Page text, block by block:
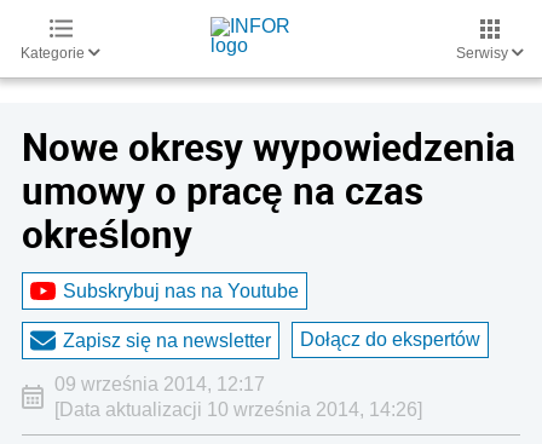
Kategorie Serwisy
Nowe okresy wypowiedzenia
umowy o pracę na czas
określony
Subskrybuj nas na Youtube
Zapisz się na newsletter Dołącz do ekspertów
09 września 2014, 12:17
[Data aktualizacji 10 września 2014, 14:26]